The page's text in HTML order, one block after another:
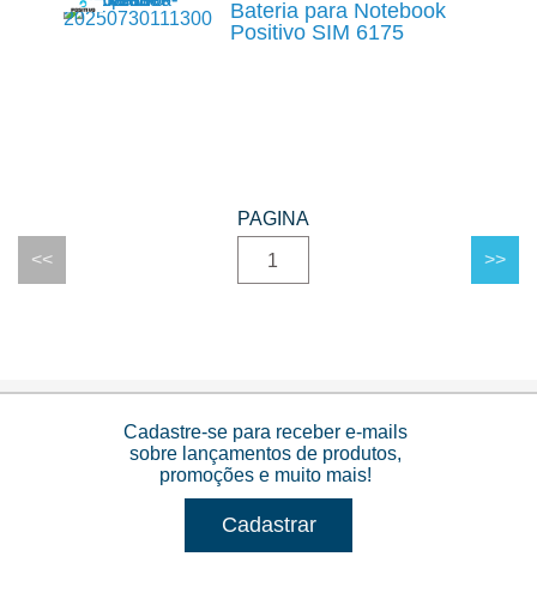
Bateria para Notebook
Positivo SIM 6175
1
Cadastre-se para receber e-mails
sobre lançamentos de produtos,
promoções e muito mais!
Cadastrar